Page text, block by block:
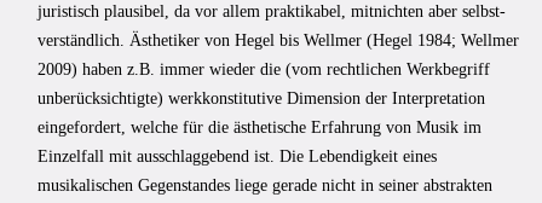
juristisch plausibel, da vor allem praktikabel, mitnichten aber selbst­
verständlich. Ästhetiker von Hegel bis Wellmer (Hegel 1984; Wellmer
2009) haben z.B. immer wieder die (vom rechtlichen Werkbegriff
unberücksichtigte) werkkonstitutive Dimension der Interpre­tation
eingefordert, welche für die ästhetische Erfahrung von Musik im
Einzelfall mit ausschlaggebend ist. Die Lebendigkeit eines
musikalischen Gegenstandes liege gerade nicht in seiner abstrakten